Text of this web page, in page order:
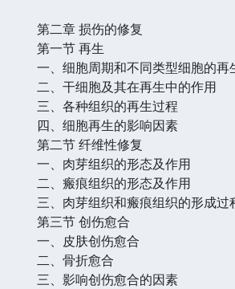
第二章 损伤的修复
第一节 再生
一、细胞周期和不同类型细胞的再
二、干细胞及其在再生中的作用
三、各种组织的再生过程
四、细胞再生的影响因素
第二节 纤维性修复
一、肉芽组织的形态及作用
二、瘢痕组织的形态及作用
三、肉芽组织和瘢痕组织的形成过
第三节 创伤愈合
一、皮肤创伤愈合
二、骨折愈合
三、影响创伤愈合的因素